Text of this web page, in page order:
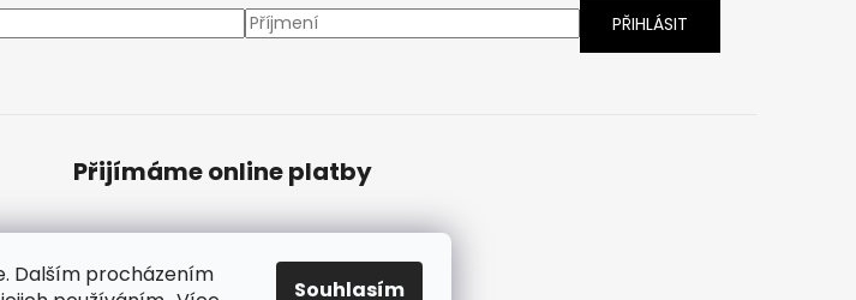
Dalším procházením
Souhlasím
Přijímáme online platby